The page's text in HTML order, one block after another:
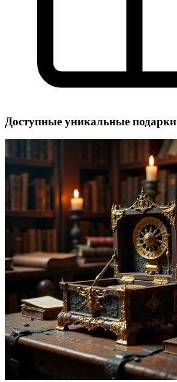
Доступные уникальные подарки